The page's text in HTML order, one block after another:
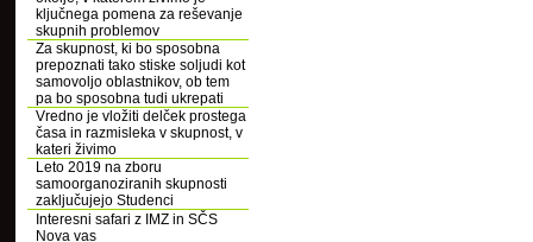
ključnega pomena za reševanje
skupnih problemov
Za skupnost, ki bo sposobna
prepoznati tako stiske soljudi kot
samovoljo oblastnikov, ob tem
pa bo sposobna tudi ukrepati
Vredno je vložiti delček prostega
časa in razmisleka v skupnost, v
kateri živimo
Leto 2019 na zboru
samoorganoziranih skupnosti
zaključujejo Studenci
Interesni safari z IMZ in SČS
Nova vas